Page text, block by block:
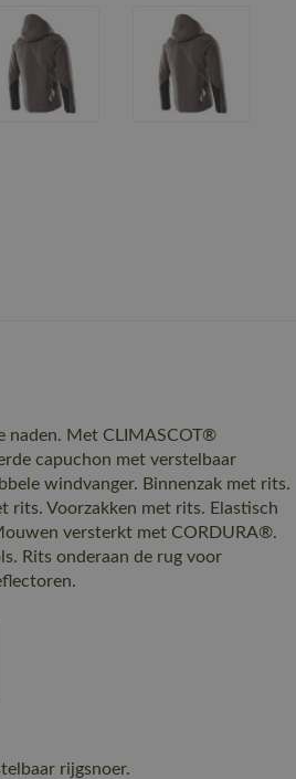
naden. Met CLIMASCOT®
capuchon met verstelbaar
windvanger. Binnenzak met rits.
rits. Voorzakken met rits. Elastisch
versterkt met CORDURA®.
Rits onderaan de rug voor
rijgsnoer.